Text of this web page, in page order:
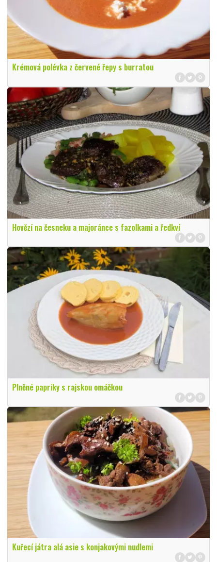
Krémová polévka z červené řepy s burratou
Hovězí na česneku a majoránce s fazolkami a ředkví
Plněné papriky s rajskou omáčkou
Kuřecí játra alá asie s konjakovými nudlemi